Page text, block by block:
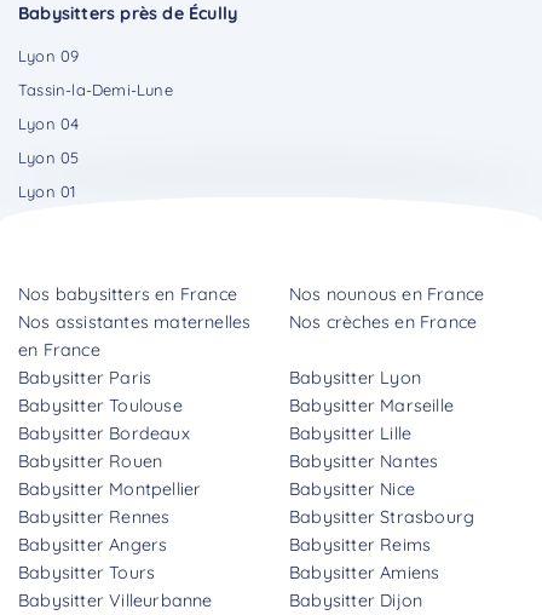
Babysitters près de Écully
Lyon 09
Tassin-la-Demi-Lune
Lyon 04
Lyon 05
Lyon 01
Nos babysitters en France
Nos nounous en France
Nos assistantes maternelles
en France
Nos crèches en France
Babysitter Paris
Babysitter Lyon
Babysitter Toulouse
Babysitter Marseille
Babysitter Bordeaux
Babysitter Lille
Babysitter Rouen
Babysitter Nantes
Babysitter Montpellier
Babysitter Nice
Babysitter Rennes
Babysitter Strasbourg
Babysitter Angers
Babysitter Reims
Babysitter Tours
Babysitter Amiens
Babysitter Villeurbanne
Babysitter Dijon